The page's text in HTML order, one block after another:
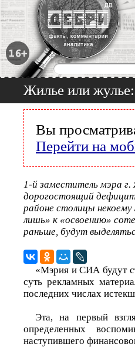
Жилье или
Вы
Перейти на
1-й заместитель мэра г.
дорогостоящий
районе столицы
лишь» к «освоению»
раньше, будут
«Мэрия и СИА будут
суть рекламных
последних числах
Эта, на первый
определенных
наступившего